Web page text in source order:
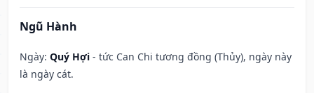
Ngũ Hành
Ngày: Quý Hợi - tức Can Chi tương đồng (Thủy), ngày này
là ngày cát.